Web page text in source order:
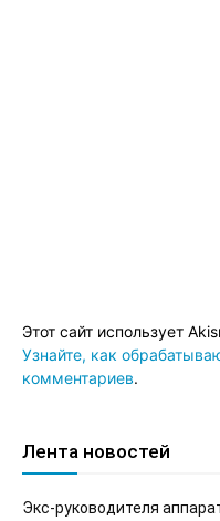
Этот сайт использует
Узнайте, как
комментариев.
Лента новостей
Экс-руководителя